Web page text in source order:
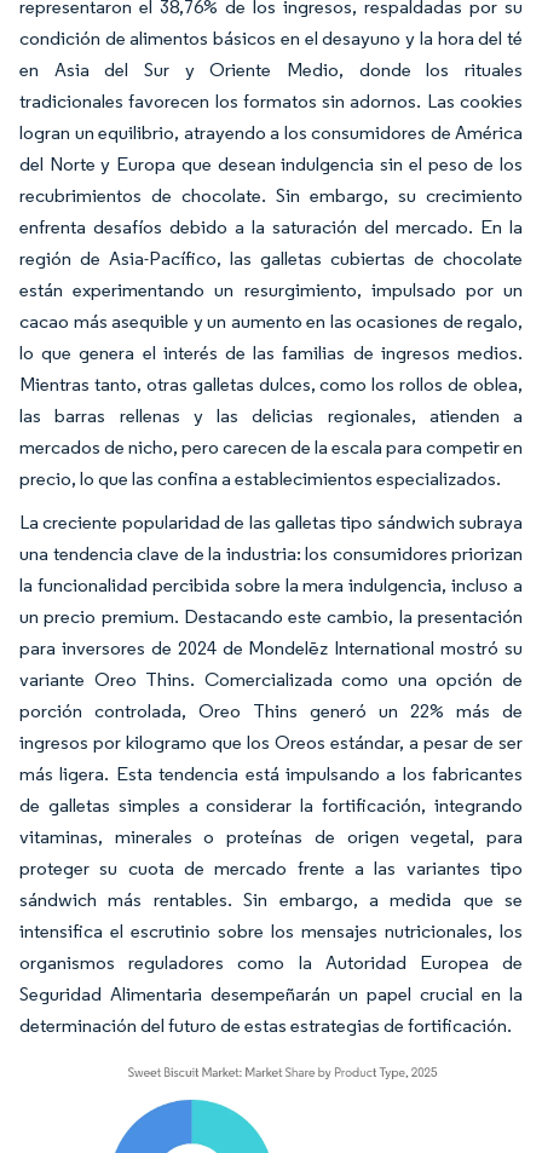
representaron el 38,76% de los ingresos, respaldadas por su
condición de alimentos básicos en el desayuno y la hora del té
en Asia del Sur y Oriente Medio, donde los rituales
tradicionales favorecen los formatos sin adornos. Las cookies
logran un equilibrio, atrayendo a los consumidores de América
del Norte y Europa que desean indulgencia sin el peso de los
recubrimientos de chocolate. Sin embargo, su crecimiento
enfrenta desafíos debido a la saturación del mercado. En la
región de Asia-Pacífico, las galletas cubiertas de chocolate
están experimentando un resurgimiento, impulsado por un
cacao más asequible y un aumento en las ocasiones de regalo,
lo que genera el interés de las familias de ingresos medios.
Mientras tanto, otras galletas dulces, como los rollos de oblea,
las barras rellenas y las delicias regionales, atienden a
mercados de nicho, pero carecen de la escala para competir en
precio, lo que las confina a establecimientos especializados.
La creciente popularidad de las galletas tipo sándwich subraya
una tendencia clave de la industria: los consumidores priorizan
la funcionalidad percibida sobre la mera indulgencia, incluso a
un precio premium. Destacando este cambio, la presentación
para inversores de 2024 de Mondelēz International mostró su
variante Oreo Thins. Comercializada como una opción de
porción controlada, Oreo Thins generó un 22% más de
ingresos por kilogramo que los Oreos estándar, a pesar de ser
más ligera. Esta tendencia está impulsando a los fabricantes
de galletas simples a considerar la fortificación, integrando
vitaminas, minerales o proteínas de origen vegetal, para
proteger su cuota de mercado frente a las variantes tipo
sándwich más rentables. Sin embargo, a medida que se
intensifica el escrutinio sobre los mensajes nutricionales, los
organismos reguladores como la Autoridad Europea de
Seguridad Alimentaria desempeñarán un papel crucial en la
determinación del futuro de estas estrategias de fortificación.